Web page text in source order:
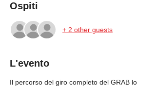
Ospiti
+ 2 other guests
L'evento
Il percorso del giro completo del GRAB lo